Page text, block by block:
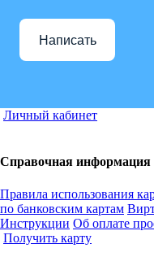
Написать
Личный кабинет
Справочная информация
Правила использования
по банковским картам
Инструкции Об оплате
Получить карту